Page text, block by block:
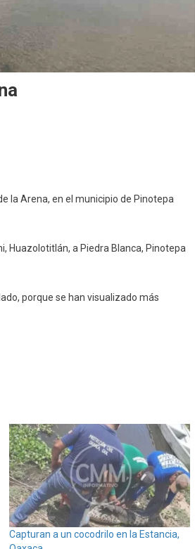
la Arena, en el municipio de Pinotepa
Huazolotitlán, a Piedra Blanca, Pinotepa
porque se han visualizado más
Capturan a un cocodrilo en la Estancia,